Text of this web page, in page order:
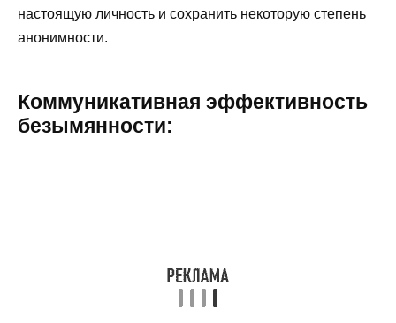
настоящую личность и сохранить некоторую степень
анонимности.
Коммуникативная эффективность
безымянности: